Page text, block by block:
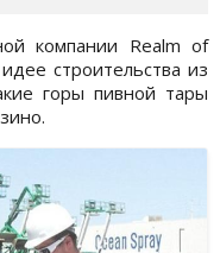
компании Realm of
строительства из
горы пивной тары